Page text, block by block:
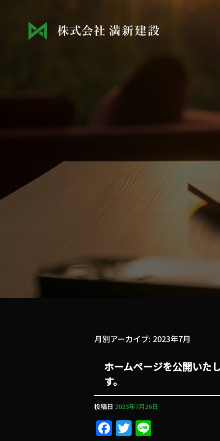
月別アーカイブ: 2023年7月
ホームページを公開いた
す。
投稿日 2023年7月26日
F T